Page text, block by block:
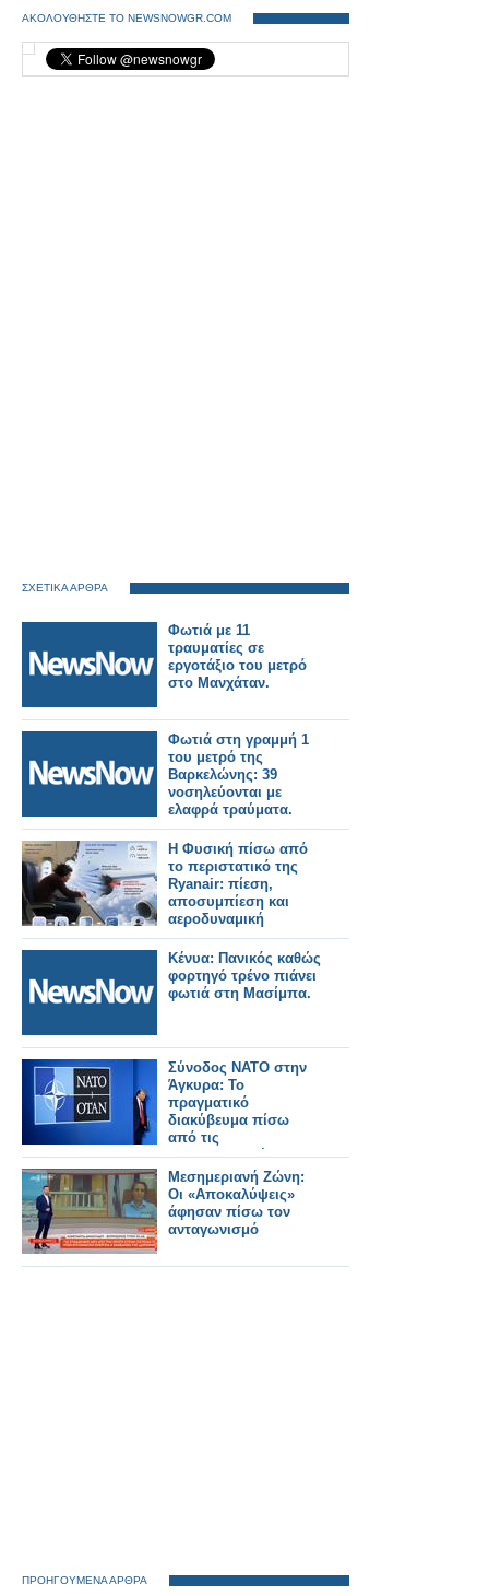
ΑΚΟΛΟΥΘΗΣΤΕ ΤΟ NEWSNOWGR.COM
ΣΧΕΤΙΚΑ ΑΡΘΡΑ
Φωτιά με 11
τραυματίες σε
εργοτάξιο του μετρό
στο Μανχάταν.
Φωτιά στη γραμμή 1
του μετρό της
Βαρκελώνης: 39
νοσηλεύονται με
ελαφρά τραύματα.
Η Φυσική πίσω από
το περιστατικό της
Ryanair: πίεση,
αποσυμπίεση και
αεροδυναμική
Κένυα: Πανικός καθώς
φορτηγό τρένο πιάνει
φωτιά στη Μασίμπα.
Σύνοδος ΝΑΤΟ στην
Άγκυρα: Το
πραγματικό
διακύβευμα πίσω
από τις
επικοινωνιακές
κορώνες και ο ρόλος
της Ελλάδας
Μεσημεριανή Ζώνη:
Οι «Αποκαλύψεις»
άφησαν πίσω τον
ανταγωνισμό
ΠΡΟΗΓΟΥΜΕΝΑ ΑΡΘΡΑ